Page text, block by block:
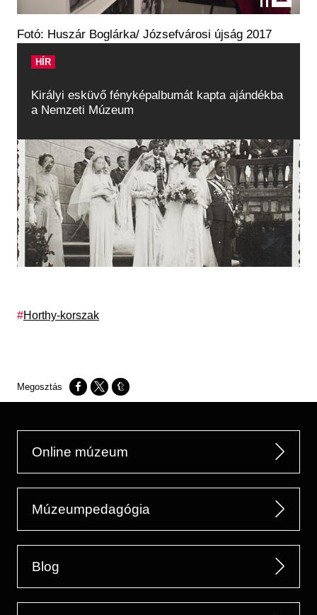
Fotó: Huszár Boglárka/ Józsefvárosi újság 2017
HÍR
Királyi esküvő fényképalbumát kapta ajándékba
a Nemzeti Múzeum
Címkék
Horthy-korszak
Opens in a new window
Opens in a new window
Opens in a new window
Online múzeum
Múzeumpedagógia
Blog